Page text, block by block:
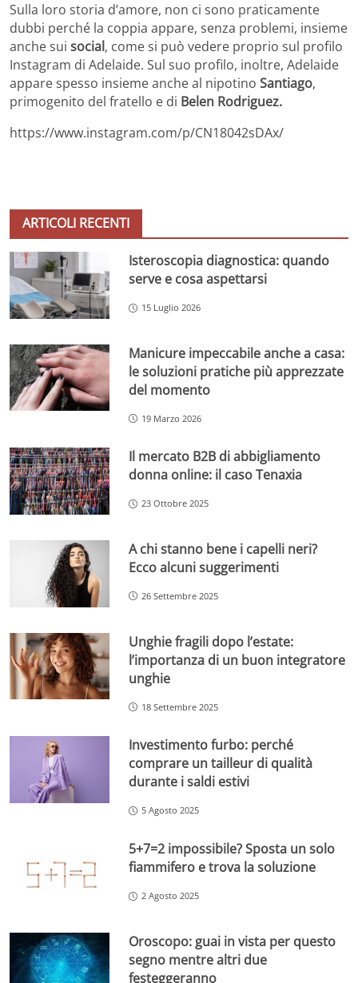
Sulla loro storia d’amore, non ci sono praticamente
dubbi perché la coppia appare, senza problemi, insieme
anche sui social, come si può vedere proprio sul profilo
Instagram di Adelaide. Sul suo profilo, inoltre, Adelaide
appare spesso insieme anche al nipotino Santiago,
primogenito del fratello e di Belen Rodriguez.
https://www.instagram.com/p/CN18042sDAx/
ARTICOLI RECENTI
Isteroscopia diagnostica: quando
serve e cosa aspettarsi
15 Luglio 2026
Manicure impeccabile anche a casa:
le soluzioni pratiche più apprezzate
del momento
19 Marzo 2026
Il mercato B2B di abbigliamento
donna online: il caso Tenaxia
23 Ottobre 2025
A chi stanno bene i capelli neri?
Ecco alcuni suggerimenti
26 Settembre 2025
Unghie fragili dopo l’estate:
l’importanza di un buon integratore
unghie
18 Settembre 2025
Investimento furbo: perché
comprare un tailleur di qualità
durante i saldi estivi
5 Agosto 2025
5+7=2 impossibile? Sposta un solo
fiammifero e trova la soluzione
2 Agosto 2025
Oroscopo: guai in vista per questo
segno mentre altri due
festeggeranno